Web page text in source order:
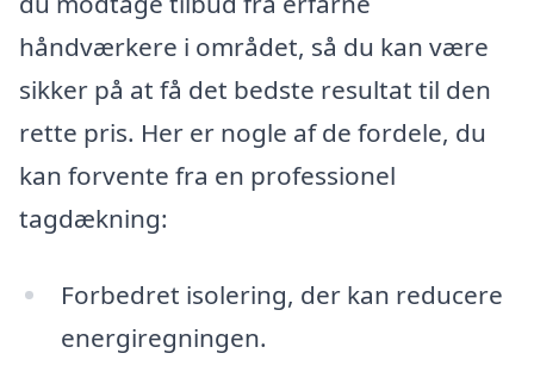
håndværkere i området, så du kan være
sikker på at få det bedste resultat til den
rette pris. Her er nogle af de fordele, du
kan forvente fra en professionel
tagdækning:
Forbedret isolering, der kan reducere
energiregningen.